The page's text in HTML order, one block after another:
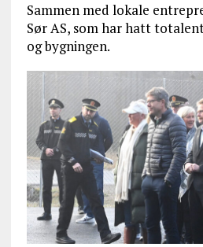
Sammen med lokale
Sør AS, som har hatt
og bygningen.